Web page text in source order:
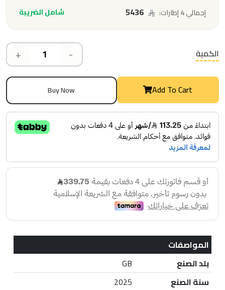
شامل الضريبة
إجمالي 4 إطارات:
-
+ الكمية
Add To Cart
Buy Now
المواصفات
بلد الصنع
GB
سنة الصنع
2025